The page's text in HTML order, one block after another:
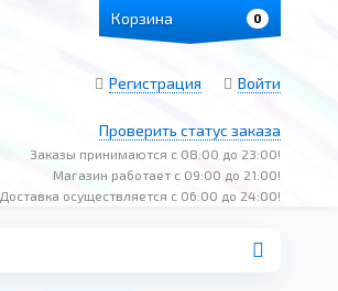
Регистрация Войти
Проверить статус заказа
Заказы принимаются с 08:00 до 23:00!
Магазин работает с 09:00 до 21:00!
Доставка осуществляется с 06:00 до 24:00!
Корзина 0